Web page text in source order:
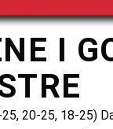
I
20-25, 18-25)